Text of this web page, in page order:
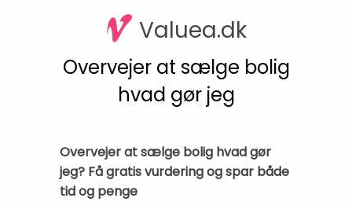
Valuea.dk
Overvejer at sælge bolig
hvad gør jeg
Overvejer at sælge bolig hvad gør
jeg? Få gratis vurdering og spar både
tid og penge